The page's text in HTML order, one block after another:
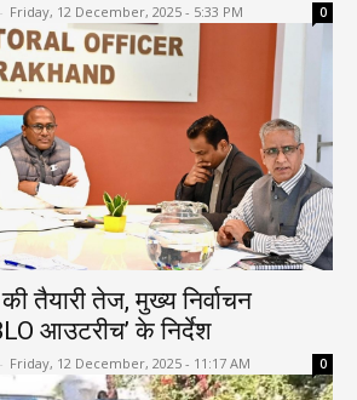
- Friday, 12 December, 2025 - 5:33 PM 0
तैयारी तेज, मुख्य निर्वाचन
आउटरीच’ के निर्देश
- Friday, 12 December, 2025 - 11:17 AM 0